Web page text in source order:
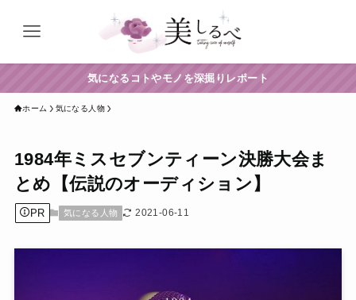
気になるコトやモノを深掘りレポート
ホーム 気になる人物
1984年ミスセブンティーン決勝大会ま
とめ【伝説のオーディション】
PR 気になる人物 2021-06-11